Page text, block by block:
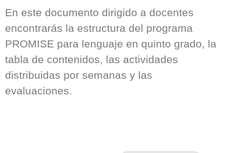
En este documento dirigido a docentes
encontrarás la estructura del programa
PROMISE para lenguaje en quinto grado, la
tabla de contenidos, las actividades
distribuidas por semanas y las
evaluaciones.